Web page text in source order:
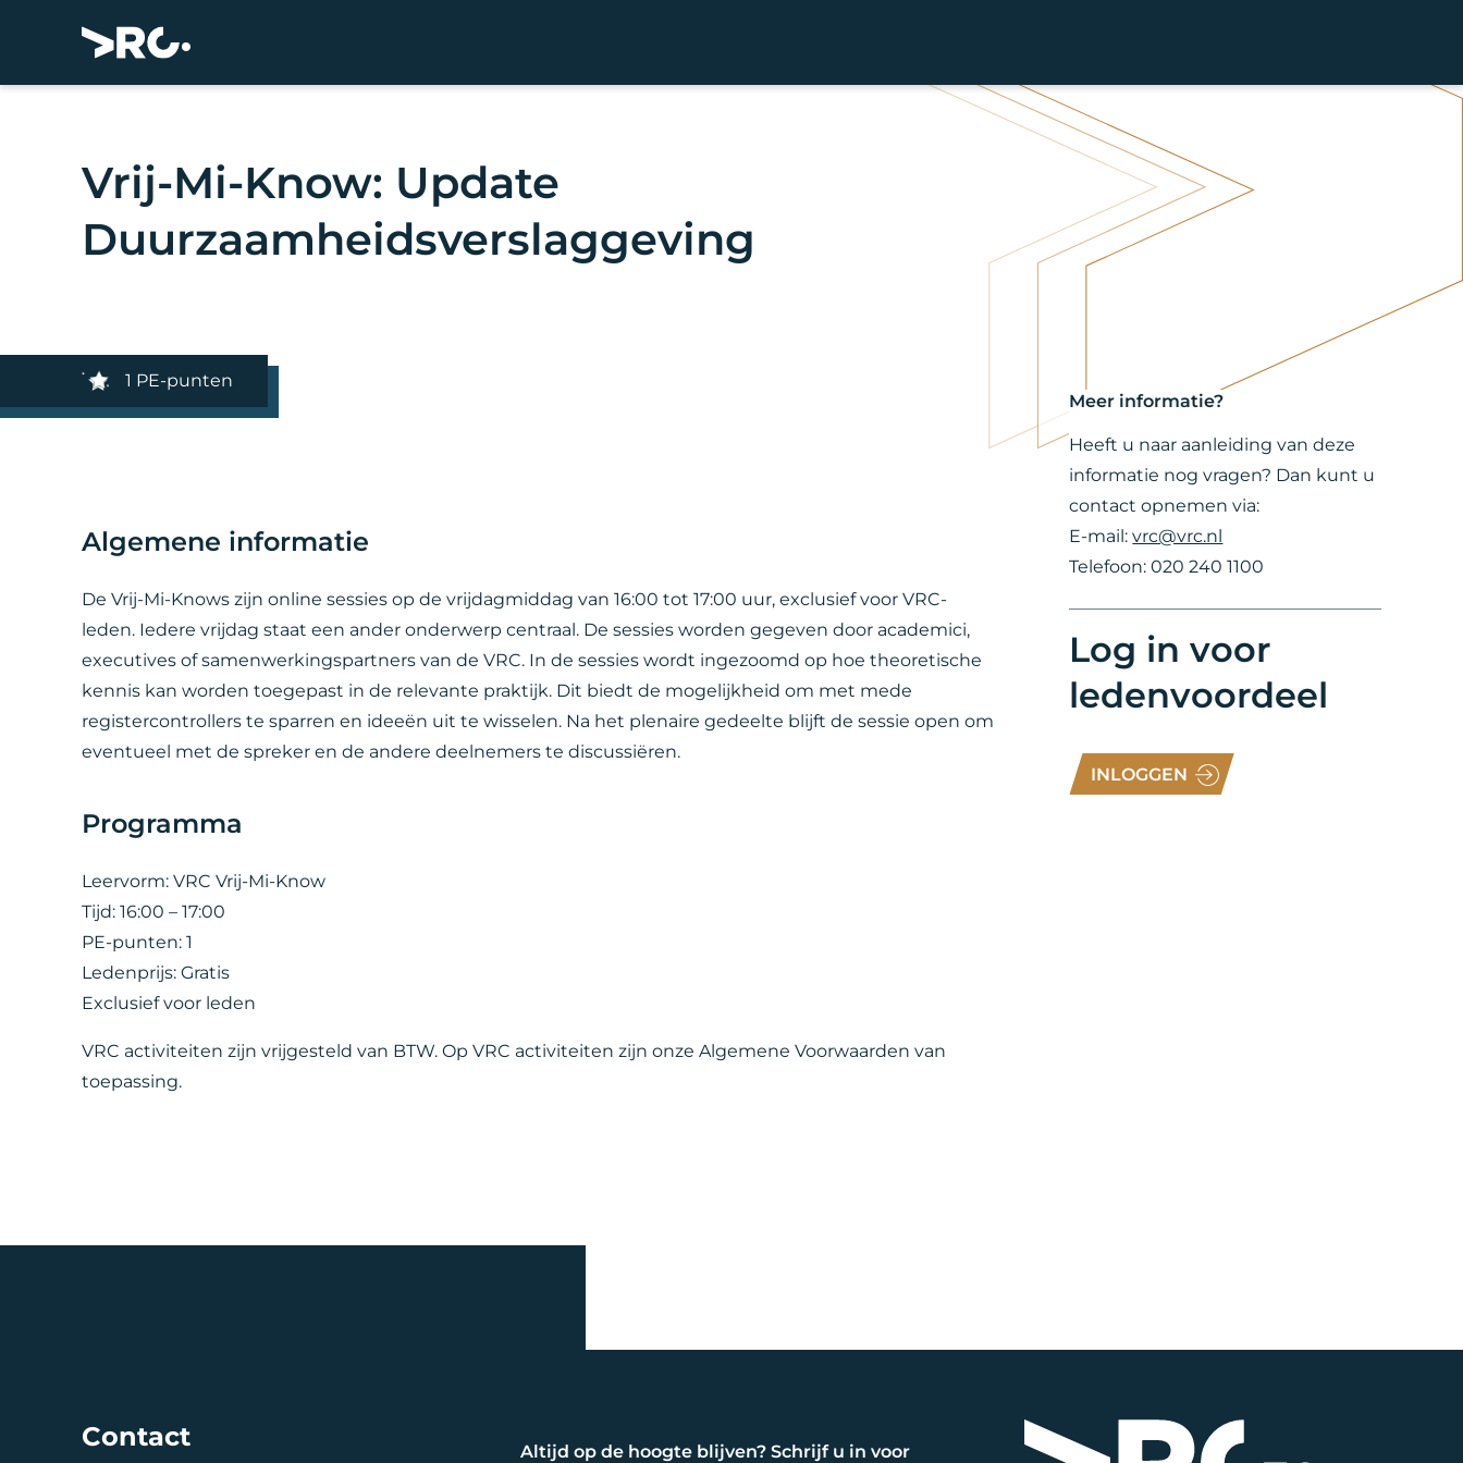
Vrij-Mi-Know: Update
Duurzaamheidsverslaggeving
1 PE-punten
Algemene informatie
De Vrij-Mi-Knows zijn online sessies op de vrijdagmiddag van 16:00 tot 17:00 uur, exclusief voor VRC-
leden. Iedere vrijdag staat een ander onderwerp centraal. De sessies worden gegeven door academici,
executives of samenwerkingspartners van de VRC. In de sessies wordt ingezoomd op hoe theoretische
kennis kan worden toegepast in de relevante praktijk. Dit biedt de mogelijkheid om met mede
registercontrollers te sparren en ideeën uit te wisselen. Na het plenaire gedeelte blijft de sessie open om
eventueel met de spreker en de andere deelnemers te discussiëren.
Programma
Leervorm: VRC Vrij-Mi-Know
Tijd: 16:00 – 17:00
PE-punten: 1
Ledenprijs: Gratis
Exclusief voor leden
VRC activiteiten zijn vrijgesteld van BTW. Op VRC activiteiten zijn onze Algemene Voorwaarden van
toepassing.
Meer informatie?
Heeft u naar aanleiding van deze
informatie nog vragen? Dan kunt u
contact opnemen via:
E-mail:vrc@vrc.nl
Telefoon: 020 240 1100
Log in voor
ledenvoordeel
INLOGGEN
Contact Altijd op de hoogte blijven? Schrijf u in voor